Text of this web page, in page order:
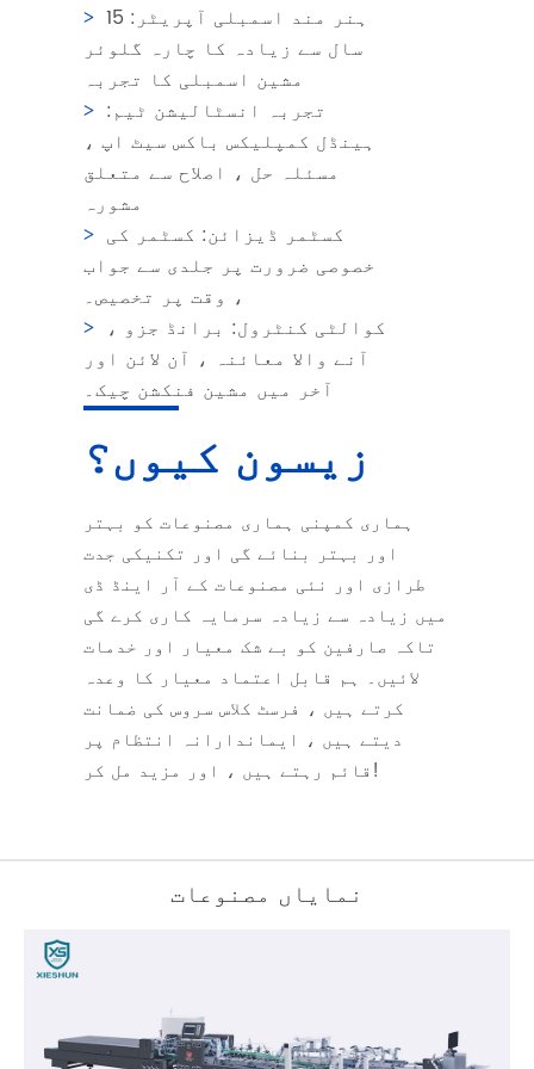
based waste strippers, integrated folder
gluer machines with on-line quality
inspection function, and corrugated box
gluer machines. We provide customers with
customization services according to the
actual demand as well.
ہنر مند اسمبلی آپریٹر: 15
سال سے زیادہ کا چارہ گلوئر
مشین اسمبلی کا تجربہ
تجربہ انسٹالیشن ٹیم:
ہینڈل کمپلیکس باکس سیٹ اپ ،
مسئلہ حل ، اصلاح سے متعلق
مشورہ
کسٹمر ڈیزائن: کسٹمر کی
خصوصی ضرورت پر جلدی سے جواب
، وقت پر تخصیص۔
کوالٹی کنٹرول: برانڈ جزو ،
آنے والا معائنہ ، آن لائن اور
آخر میں مشین فنکشن چیک۔
زیسون کیوں؟
ہماری کمپنی ہماری مصنوعات کو بہتر
اور بہتر بنائے گی اور تکنیکی جدت
طرازی اور نئی مصنوعات کے آر اینڈ ڈی
میں زیادہ سے زیادہ سرمایہ کاری کرے گی
تاکہ صارفین کو بے شک معیار اور خدمات
لائیں۔ ہم قابل اعتماد معیار کا وعدہ
کرتے ہیں ، فرسٹ کلاس سروس کی ضمانت
دیتے ہیں ، ایماندارانہ انتظام پر
قائم رہتے ہیں ، اور مزید مل کر!
نمایاں مصنوعات